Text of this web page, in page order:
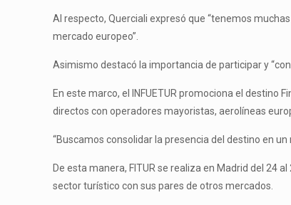
Al respecto, Querciali expresó que “tenemos
mercado europeo”.
Asimismo destacó la importancia de participar y
En este marco, el INFUETUR promociona el
directos con operadores mayoristas, aerolíneas
“Buscamos consolidar la presencia del destino en
De esta manera, FITUR se realiza en Madrid del 24
sector turístico con sus pares de otros mercados.